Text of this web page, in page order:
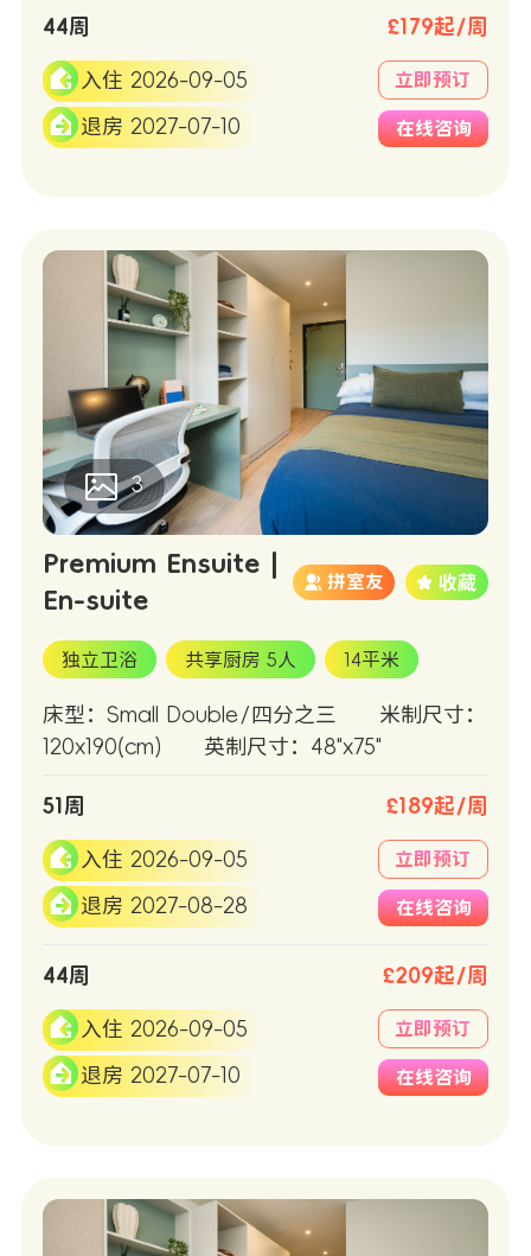
44周 £179起/周
入住 2026-09-05
退房 2027-07-10
立即预订
在线咨询
3
Premium Ensuite |
En-suite
拼室友
独立卫浴 共享厨房 5人 14平米
床型：Small Double/四分之三
米制尺寸：
120x190(cm)
英制尺寸：48"x75"
51周 £189起/周
入住 2026-09-05
退房 2027-08-28
立即预订
在线咨询
44周 £209起/周
入住 2026-09-05
退房 2027-07-10
立即预订
在线咨询